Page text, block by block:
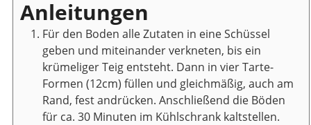
Anleitungen
Für den Boden alle Zutaten in eine Schüssel
geben und miteinander verkneten, bis ein
krümeliger Teig entsteht. Dann in vier Tarte-
Formen (12cm) füllen und gleichmäßig, auch am
Rand, fest andrücken. Anschließend die Böden
für ca. 30 Minuten im Kühlschrank kaltstellen.